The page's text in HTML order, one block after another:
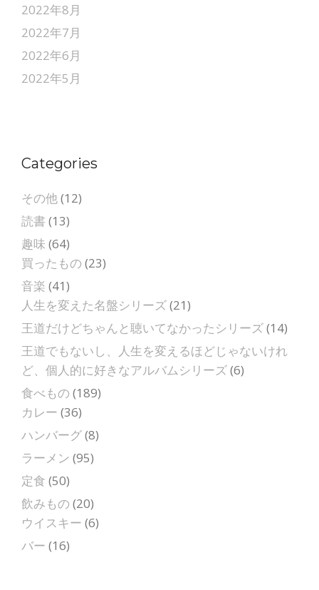
2022年8月
2022年7月
2022年6月
2022年5月
Categories
その他(12)
読書 (13)
趣味 (64)
買ったもの (23)
音楽 (41)
人生を変えた名盤シリーズ(21)
王道だけどちゃんと聴いてなかったシリーズ(14)
王道でもないし、人生を変えるほどじゃないけれ
ど、個人的に好きなアルバムシリーズ(6)
食べもの (189)
カレー (36)
ハンバーグ(8)
ラーメン (95)
定食 (50)
飲みもの (20)
ウイスキー (6)
バー (16)